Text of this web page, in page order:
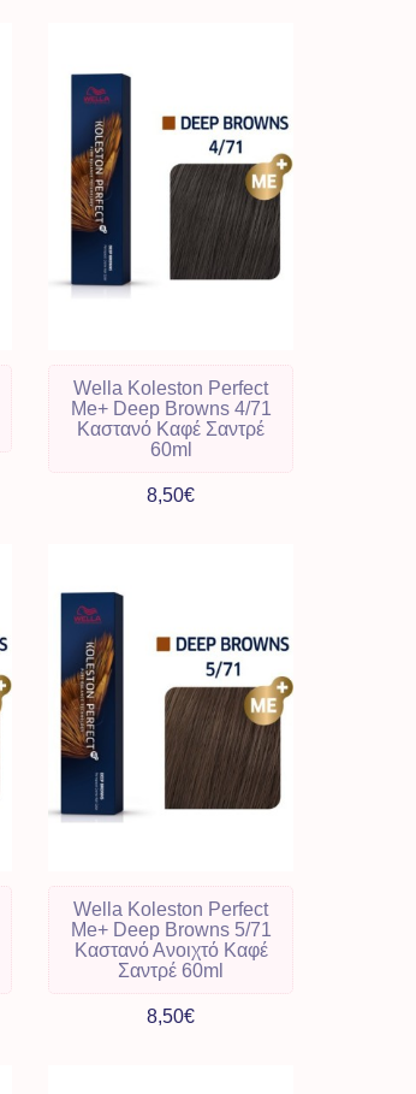
Wella Koleston Perfect
Me+ Deep Browns 4/71
Καστανό Καφέ Σαντρέ
60ml
8,50€
Wella Koleston Perfect
Me+ Deep Browns 5/71
Καστανό Ανοιχτό Καφέ
Σαντρέ 60ml
8,50€